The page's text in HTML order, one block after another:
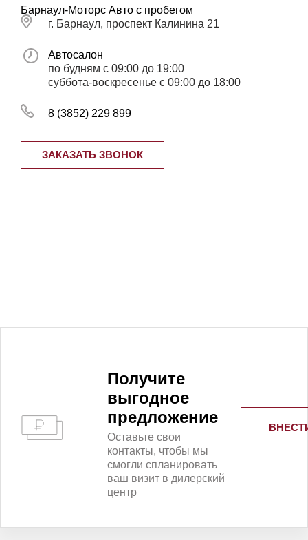
Барнаул-Моторс Авто с пробегом
г. Барнаул, проспект Калинина 21
Автосалон
по будням с 09:00 до 19:00
суббота-воскресенье с 09:00 до 18:00
8 (3852) 229 899
ЗАКАЗАТЬ ЗВОНОК
Получитe
выгодное
предложение
Оставьте свои
контакты, чтобы мы
смогли спланировать
ваш визит в дилерский
центр